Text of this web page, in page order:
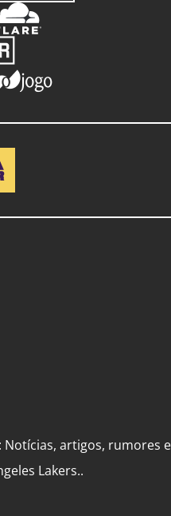
Notícias, artigos, rumores e
Lakers..